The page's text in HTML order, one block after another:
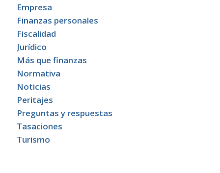
Empresa
Finanzas personales
Fiscalidad
Jurídico
Más que finanzas
Normativa
Noticias
Peritajes
Preguntas y respuestas
Tasaciones
Turismo